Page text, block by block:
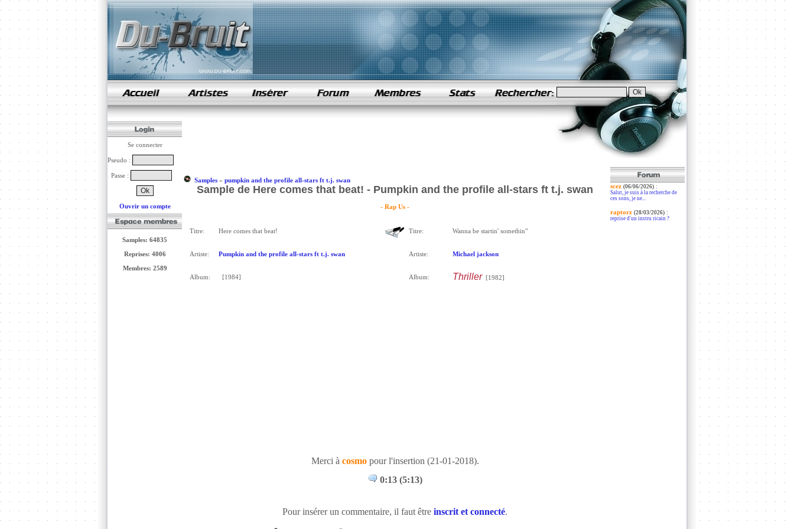
samples de rap
Se connecter
Pseudo :
Passe :
Ouvrir un compte
Samples: 64835
Reprises: 4006
Membres: 2589
Samples» pumpkin and the profile all-stars ft t.j. swan
Sample de Here comes that beat! - Pumpkin and the profile all-stars ft t.j. swan
- Rap Us -
Titre: Here comes that beat!
Artiste: Pumpkin and the profile all-stars ft t.j. swan
Album: [1984]
Titre: Wanna be startin' somethin"
Artiste: Michael jackson
Album: Thriller[1982]
Merci à cosmopour l'insertion (21-01-2018).
0:13 (5:13)
Pour insérer un commentaire, il faut être inscrit et connecté.
scez (06/06/2026):
Salut, je suis à la recherche de
ces sons, je ne...
raptorz (28/03/2026):
reprise d'un instru ricain ?